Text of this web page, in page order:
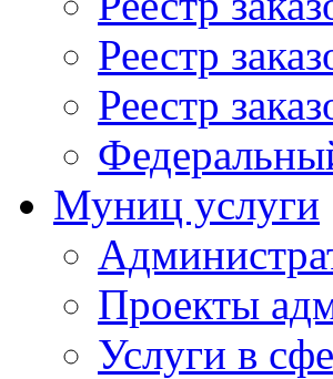
Реестр
Реестр
Муниц услуги
Проекты
Услуги в